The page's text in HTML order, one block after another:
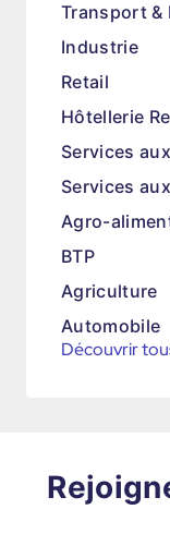
Transport &
Industrie
Retail
Hôtellerie
Services
Services
Agro-
BTP
Agriculture
Automobile
Découvrir